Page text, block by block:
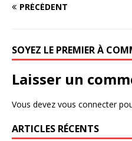
PRÉCÉDENT
SOYEZ LE PREMIER À
Laisser un
Vous devez vous connecter
ARTICLES RÉCENTS